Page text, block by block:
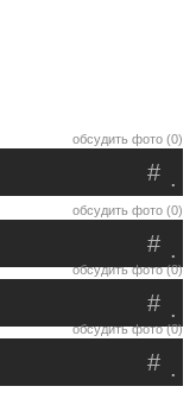
обсудить фото (0)
.
#
обсудить фото (0)
.
#
обсудить фото (0)
.
#
обсудить фото (0)
.
#